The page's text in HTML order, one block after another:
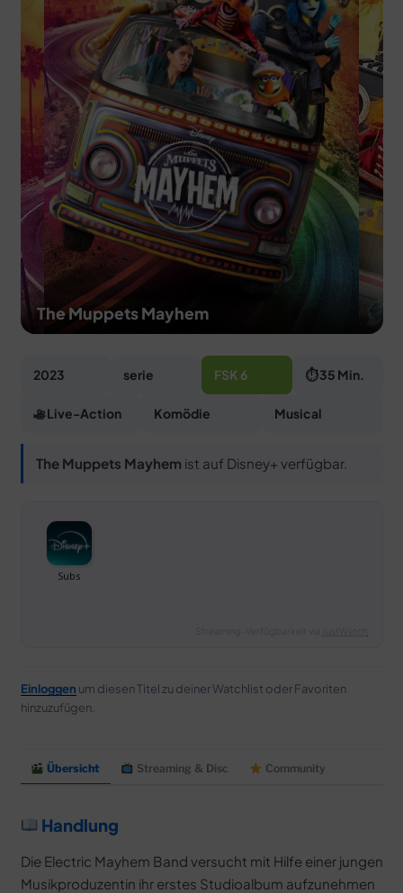
DEALS
MEIN HQ
50
The Muppets Mayhem
2023 serie FSK 6 ⏱ 35 Min.
Live-Action Komödie Musical
The Muppets Mayhem ist auf Disney+ verfügbar.
Einloggen um diesen Titel zu deiner Watchlist oder Favoriten
hinzuzufügen.
Übersicht Streaming & Disc Community
Handlung
Die Electric Mayhem Band versucht mit Hilfe einer jungen
Musikproduzentin ihr erstes Studioalbum aufzunehmen